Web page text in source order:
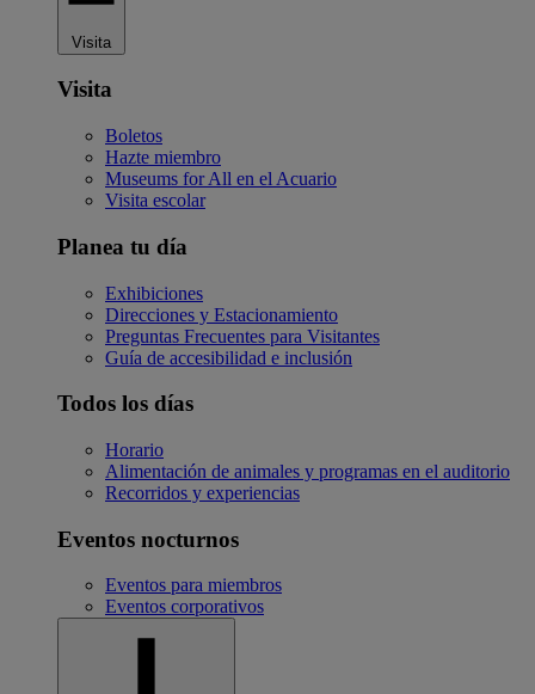
Visita
Visita
Boletos
Hazte miembro
Museums for All en el Acuario
Visita escolar
Planea tu día
Exhibiciones
Direcciones y Estacionamiento
Preguntas Frecuentes para Visitantes
Guía de accesibilidad e inclusión
Todos los días
Horario
Alimentación de animales y programas en el auditorio
Recorridos y experiencias
Eventos nocturnos
Eventos para miembros
Eventos corporativos